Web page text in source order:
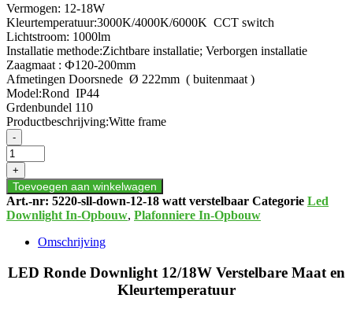
Vermogen: 12-18W
Kleurtemperatuur:3000K/4000K/6000K CCT switch
Lichtstroom: 1000lm
Installatie methode:Zichtbare installatie; Verborgen installatie
Zaagmaat : Ф120-200mm
Afmetingen Doorsnede Ø 222mm ( buitenmaat )
Model:Rond IP44
Grdenbundel 110
Productbeschrijving:Witte frame
LED
Ronde
Downlight
12/18W
Verstelbare
Maat
en
aantal
-
+
Toevoegen aan winkelwagen
Art.-nr: 5220-sll-down-12-18 watt verstelbaar Categorie Led
Downlight In-Opbouw, Plafonniere In-Opbouw
Omschrijving
LED Ronde Downlight 12/18W Verstelbare Maat en
Kleurtemperatuur